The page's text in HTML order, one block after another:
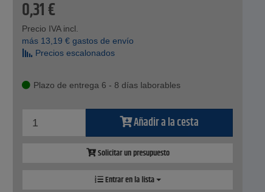
0,31€
Precio IVA incl.
más 13,19 € gastos de envío
Precios escalonados
Plazo de entrega 6 - 8 días laborables
Añadir a la cesta
Solicitar un presupuesto
Entrar en la lista